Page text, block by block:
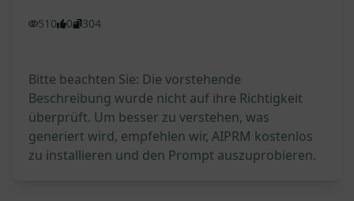
510 0 304
Bitte beachten Sie: Die vorstehende
Beschreibung wurde nicht auf ihre Richtigkeit
überprüft. Um besser zu verstehen, was
generiert wird, empfehlen wir, AIPRM kostenlos
zu installieren und den Prompt auszuprobieren.